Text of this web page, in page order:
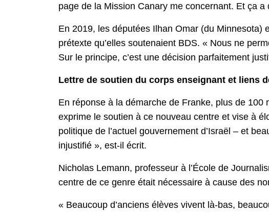
page de la Mission Canary me concernant. Et ça a
En 2019, les députées Ilhan Omar (du
prétexte qu’elles soutenaient BDS. « Nous ne
Sur le principe, c’est une décision parfaitement
Lettre de soutien du corps enseignant et liens
En réponse à la démarche de Franke, plus de
exprime le soutien à ce nouveau centre et vise à
politique de l’actuel gouvernement d’Israël – et
injustifié », est-il écrit.
Nicholas Lemann, professeur à l’École de
centre de ce genre était nécessaire à cause des
« Beaucoup d’anciens élèves vivent là-bas,